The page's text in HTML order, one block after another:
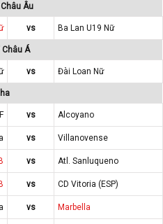
Âu
vs Ba Lan U19 Nữ
Châu Á
vs Đài Loan Nữ
vs
Alcoyano
vs
Villanovense
vs
Atl. Sanluqueno
vs
CD Vitoria (ESP)
vs
Marbella